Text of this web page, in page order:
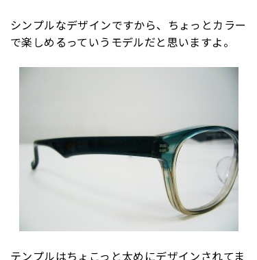
シンプルなデザインですから、ちょっとカラー
で楽しめるっていうモデルだと思いますよ。
テンプルはちょこっと太めにデザインされてま